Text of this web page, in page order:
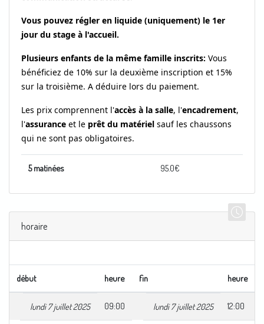
Vous pouvez régler en liquide (uniquement) le 1er
jour du stage à l'accueil.
Plusieurs enfants de la même famille inscrits: Vous
bénéficiez de 10% sur la deuxième inscription et 15%
sur la troisième. A déduire lors du paiement.
Les prix comprennent l'accès à la salle, l'encadrement,
l'assurance et le prêt du matériel sauf les chaussons
qui ne sont pas obligatoires.
5 matinées 95.0€
horaire
début heure fin heure
lundi 7 juillet 2025 09:00 lundi 7 juillet 2025 12:00